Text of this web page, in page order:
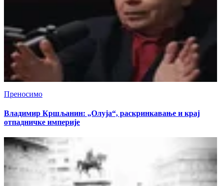
Преносимо
Владимир Кршљанин: „Олуја“, раскринкавање и крај
отпадничке империје